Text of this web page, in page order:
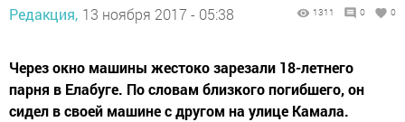
Редакция, 13 ноября 2017 - 05:38 1311 0 0
Через окно машины жестоко зарезали 18-летнего
парня в Елабуге. По словам близкого погибшего, он
сидел в своей машине с другом на улице Камала.